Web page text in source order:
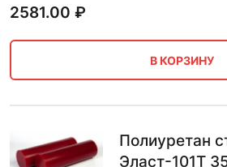
2581.00 ₽
В КОРЗИНУ
Полиуретан
Эласт-101Т